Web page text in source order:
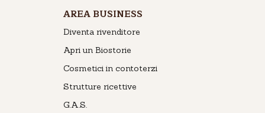
AREA BUSINESS
Diventa rivenditore
Apri un Biostorie
Cosmetici in contoterzi
Strutture ricettive
G.A.S.